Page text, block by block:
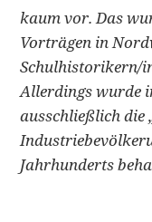
kaum vor. Das
Vorträgen in
Schulhistorikern/
Allerdings wurde
ausschließlich die
Jahrhunderts